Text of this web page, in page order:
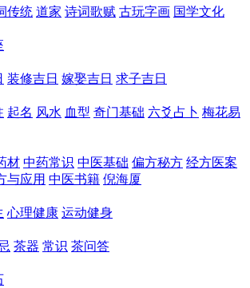
传统 道家 诗词歌赋 古玩字画 国学文化
装修吉日 嫁娶吉日 求子吉日
起名 风水 血型 奇门基础 六爻占卜 梅花易
材 中药常识 中医基础 偏方秘方 经方医案
与应用 中医书籍 倪海厦
心理健康 运动健身
茶器 常识 茶问答